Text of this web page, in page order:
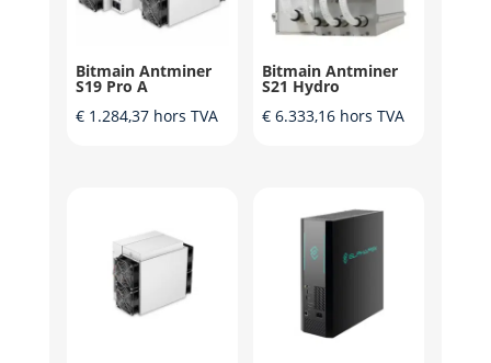
Bitmain Antminer
S19 Pro A
€1.284,37 hors TVA
Bitmain Antminer
S21 Hydro
€6.333,16 hors TVA